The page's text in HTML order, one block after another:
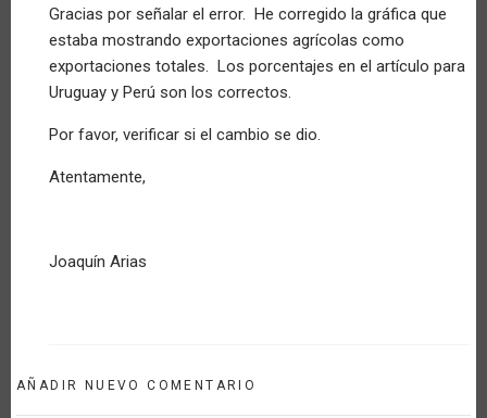
Consulta
por
Invitado
verificado)
Gracias por señalar el error. He corregido la gráfica que
estaba mostrando exportaciones agrícolas como
exportaciones totales. Los porcentajes en el artículo para
Uruguay y Perú son los correctos.
Por favor, verificar si el cambio se dio.
Atentamente,
Joaquín Arias
AÑADIR NUEVO COMENTARIO